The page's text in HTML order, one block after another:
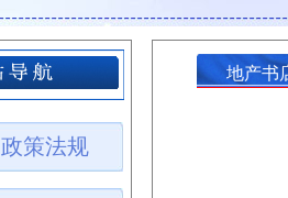
政策法规
地产书